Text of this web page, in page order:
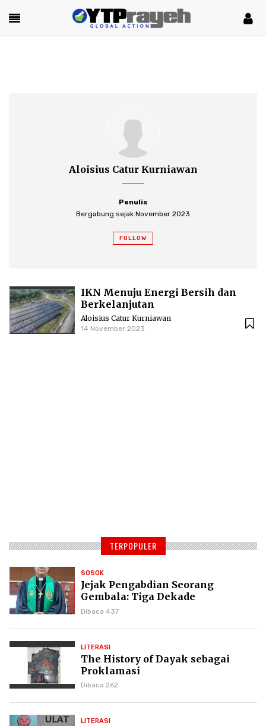
Aloisius Catur Kurniawan
Penulis
Bergabung sejak November 2023
FOLLOW
IKN Menuju Energi Bersih dan
Berkelanjutan
Aloisius Catur Kurniawan
14 November 2023
TERPOPULER
SOSOK
Jejak Pengabdian Seorang
Gembala: Tiga Dekade
Kepemimpinan Pdt. Dr. Yulius
Dibaca 437
LITERASI
The History of Dayak sebagai
Proklamasi
Dibaca 262
LITERASI